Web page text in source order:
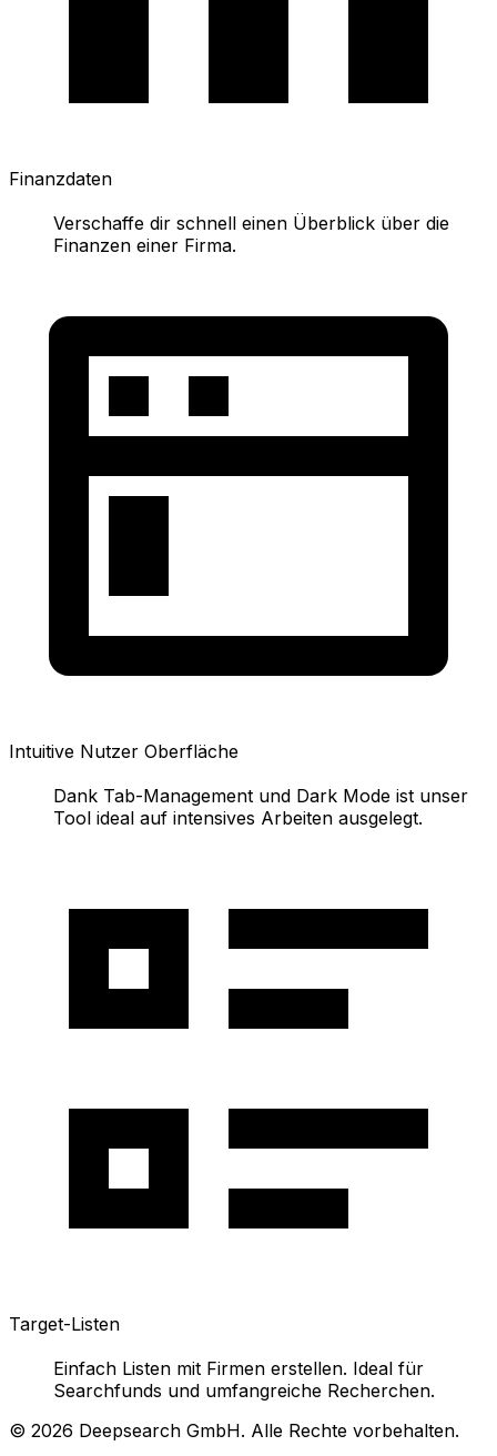
Finanzdaten
Verschaffe dir schnell einen Überblick über die
Finanzen einer Firma.
Intuitive Nutzer Oberfläche
Dank Tab-Management und Dark Mode ist unser
Tool ideal auf intensives Arbeiten ausgelegt.
Target-Listen
Einfach Listen mit Firmen erstellen. Ideal für
Searchfunds und umfangreiche Recherchen.
© 2026 Deepsearch GmbH. Alle Rechte vorbehalten.